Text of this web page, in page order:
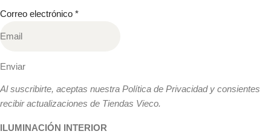
Correo electrónico *
Enviar
Al suscribirte, aceptas nuestra Política de Privacidad y consientes
recibir actualizaciones de Tiendas Vieco.
ILUMINACIÓN INTERIOR